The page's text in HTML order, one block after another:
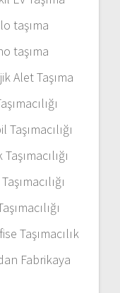
taşıma
taşıma
Alet Taşıma
Taşımacılık
Fabrikaya